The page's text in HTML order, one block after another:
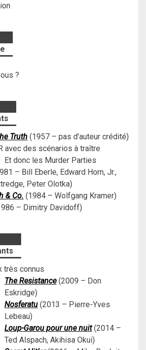
?
Truth (1957 – pas d’auteur crédité)
avec des scénarios à traître
Et donc les Murder Parties
– Bill Eberle, Edward Horn, Jr.,
Peter Olotka)
& Co. (1984 – Wolfgang Kramer)
– Dimitry Davidoff)
très connus
The Resistance(2009 – Don
Eskridge)
Nosferatu (2013 – Pierre-Yves
Lebeau)
Loup-Garou pour une nuit(2014 –
Ted Alspach, Akihisa Okui)